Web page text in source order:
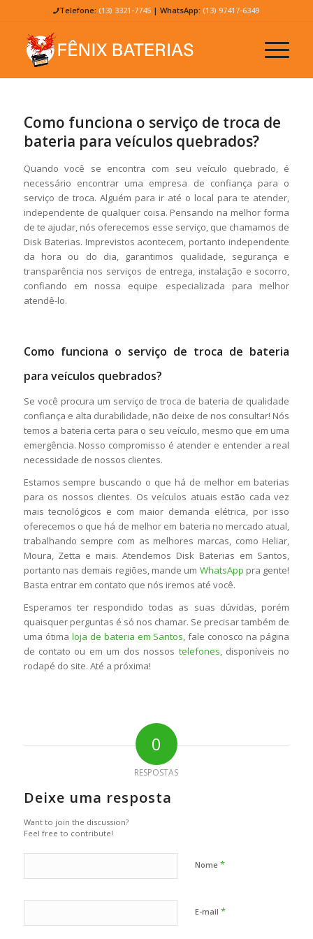
Telefone:(13) 3321-7745 | WhatsApp:(13) 97417-6349
Como funciona o serviço de troca de
bateria para veículos quebrados?
Quando você se encontra com seu veículo quebrado, é
necessário encontrar uma empresa de confiança para o
serviço de troca. Alguém para ir até o local para te atender,
independente de qualquer coisa. Pensando na melhor forma
de te ajudar, nós oferecemos esse serviço, que chamamos de
Disk Baterias. Imprevistos acontecem, portanto independente
da hora ou do dia, garantimos qualidade, segurança e
transparência nos serviços de entrega, instalação e socorro,
confiando em nossa equipe especializada para melhor
atendê-lo.
Como funciona o serviço de troca de bateria
para veículos quebrados?
Se você procura um serviço de troca de bateria de qualidade
confiança e alta durabilidade, não deixe de nos consultar! Nós
temos a bateria certa para o seu veículo, mesmo que em uma
emergência. Nosso compromisso é atender e entender a real
necessidade de nossos clientes.
Estamos sempre buscando o que há de melhor em baterias
para os nossos clientes. Os veículos atuais estão cada vez
mais tecnológicos e com maior demanda elétrica, por isso
oferecemos o que há de melhor em bateria no mercado atual,
trabalhando sempre com as melhores marcas, como Heliar,
Moura, Zetta e mais. Atendemos Disk Baterias em Santos,
portanto nas demais regiões, mande um WhatsApp pra gente!
Basta entrar em contato que nós iremos até você.
Esperamos ter respondido todas as suas dúvidas, porém
quaisquer perguntas é só nos chamar. Se precisar também de
uma ótima loja de bateria em Santos, fale conosco na página
de contato ou em um dos nossos telefones, disponíveis no
rodapé do site. Até a próxima!
0
RESPOSTAS
Deixe uma resposta
Want to join the discussion?
Feel free to contribute!
Nome *
E-mail *